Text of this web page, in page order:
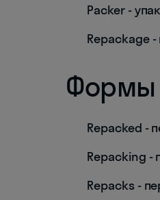
Packer -
Repackage -
Формы
Repacked -
Repacking -
Repacks -